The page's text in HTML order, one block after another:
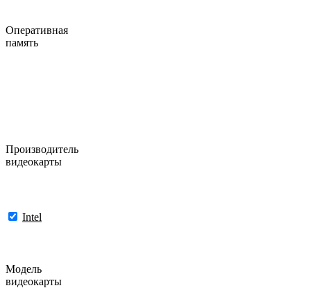
Оперативная
память
Производитель
видеокарты
Intel
Модель
видеокарты